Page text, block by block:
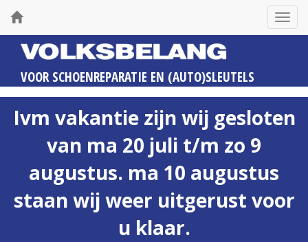
VOORSCHOENREPARATIE EN (AUTO)SLEUTELS
Ivm vakantie zijn wij gesloten
van ma 20 juli t/m zo 9
augustus. ma 10 augustus
staan wij weer uitgerust voor
u klaar.